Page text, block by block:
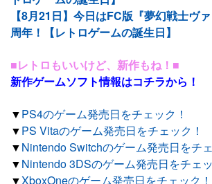
【8月21日】今日はFC版『夢幻戦士ヴ
周年！【レトロゲームの誕生日】
■レトロもいいけど、新作もね！■
新作ゲームソフト情報はコチラから！
▼PS4のゲーム発売日をチェック！
▼PS Vitaのゲーム発売日をチェック！
▼Nintendo Switchのゲーム発売日をチ
▼Nintendo 3DSのゲーム発売日をチェ
▼XboxOneのゲーム発売日をチェック！